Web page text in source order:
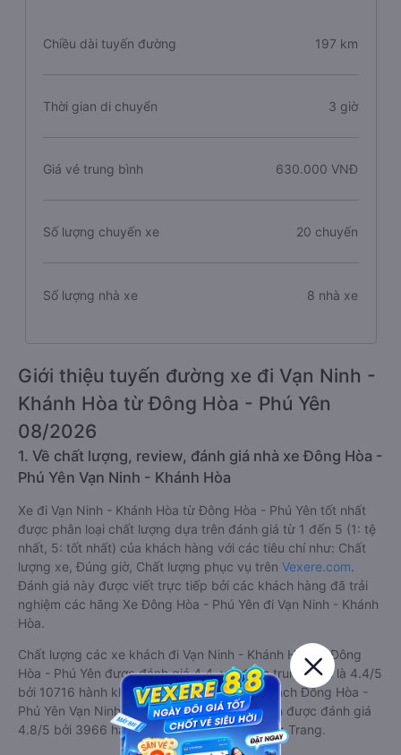
Chiều dài tuyến đường 197 km
Thời gian di chuyển 3 giờ
Giá vé trung bình 630.000 VNĐ
Số lượng chuyến xe 20 chuyến
Số lượng nhà xe 8 nhà xe
Giới thiệu tuyến đường xe đi Vạn Ninh -
Khánh Hòa từ Đông Hòa - Phú Yên
08/2026
1. Về chất lượng, review, đánh giá nhà xe Đông Hòa -
Phú Yên Vạn Ninh - Khánh Hòa
Xe đi Vạn Ninh - Khánh Hòa từ Đông Hòa - Phú Yên tốt nhất
được phân loại chất lượng dựa trên đánh giá từ 1 đến 5 (1: tệ
nhất, 5: tốt nhất) của khách hàng với các tiêu chí như: Chất
lượng xe, Đúng giờ, Chất lượng phục vụ trên Vexere.com.
Đánh giá này được viết trực tiếp bởi các khách hàng đã trải
nghiệm các hãng Xe Đông Hòa - Phú Yên đi Vạn Ninh - Khánh
Hòa.
Chất lượng các xe khách đi Vạn Ninh - Khánh Hòa từ Đông
Hòa - Phú Yên được đánh giá 4.4, với điểm trung bình là 4.4/5
bởi 10716 hành khách. Trong đó hãng xe khách Đông Hòa -
Phú Yên Vạn Ninh - Khánh Hòa tốt nhất tuyến được đánh giá
4.8/5 bởi 3966 hành khách là nhà xe Phương Trang.